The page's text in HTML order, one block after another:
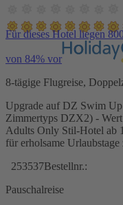
Für dieses Hotel liegen
von 84% vor
8-tägige Flugreise,
Upgrade auf DZ Swim
Zimmertyps DZX2) -
Adults Only Stil-Hotel ab
für erholsame
253537Bestellnr.:
Pauschalreise